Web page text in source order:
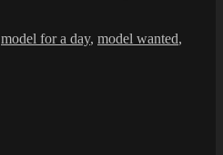
model for a day, model wanted,